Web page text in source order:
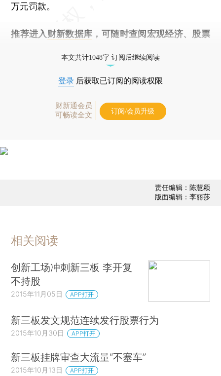
万元罚款。
推荐进入 财新数据库 ，可随时查阅宏观经济、股票
本文共计1048字 订阅后继续阅读
登录 后获取已订阅的阅读权限
财新通会员
可畅读全文
订阅/会员升级
责任编辑：陈慧颖
版面编辑：李丽莎
相关阅读
创新工场冲刺新三板 李开复
不持股
2015年11月05日 APP打开
新三板发文规范连续发行股票行为
2015年10月30日 APP打开
新三板挂牌审查大流量“不塞车”
2015年10月13日 APP打开